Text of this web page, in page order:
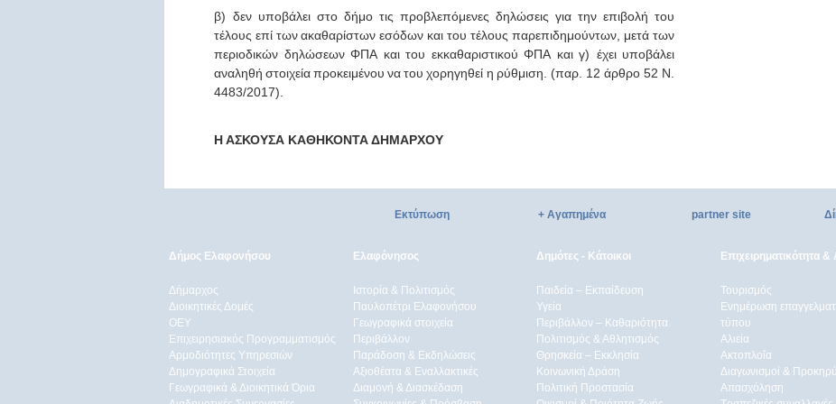
β) δεν υποβάλει στο δήμο τις προβλεπόμενες δηλώσεις για την επιβολή του
τέλους επί των ακαθαρίστων εσόδων και του τέλους παρεπιδημούντων, μετά των
περιοδικών δηλώσεων ΦΠΑ και του εκκαθαριστικού ΦΠΑ και γ) έχει υποβάλει
αναληθή στοιχείαπροκειμένου να του χορηγηθεί η ρύθμιση . (παρ. 12 άρθρο52 Ν
4483/2017).
Η ΑΣΚΟΥΣΑ ΚΑΘΗΚΟΝΤΑ ΔΗΜΑΡΧΟΥ
Εκτύπωση + Αγαπημένα partner site
Δήμος Ελαφονήσου
Δήμαρχος
Διοικητικές Δομές
ΟEΥ
Επιχειρησιακός Προγραμματισμός
Αρμοδιότητες Υπηρεσιών
Δημογραφικά Στοιχεία
Γεωγραφικά & Διοικητικά Όρια
Ελαφόνησος
Ιστορία & Πολιτισμός
Παυλοπέτρι Ελαφονήσου
Γεωγραφικά στοιχεία
Περιβάλλον
Παράδοση & Εκδηλώσεις
Αξιοθέατα & Eναλλακτικές
Διαμονή & Διασκέδαση
Δημότες - Κάτοικοι
Παιδεία – Εκπαίδευση
Υγεία
Περιβάλλον – Καθαριότητα
Πολιτισμός & Αθλητισμός
Θρησκεία – Εκκλησία
Κοινωνική Δράση
Πολιτική Προστασία
Επιχειρηματικότητα
Τουρισμός
Ενημέρωση
τύπου
Αλιεία
Ακτοπλοΐα
Διαγωνισμοί &
Απασχόληση